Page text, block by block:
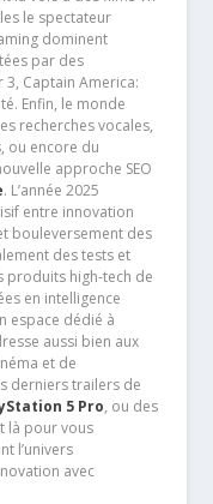
le spectateur
dominent
par des
Captain America:
Enfin, le monde
recherches vocales,
ou encore du
approche SEO
. L’année 2025
entre innovation
bouleversement des
des tests et
high-tech de
en intelligence
espace dédié à
aussi bien aux
et de
derniers trailers de
5 Pro, ou des
là pour vous
l’univers
avec